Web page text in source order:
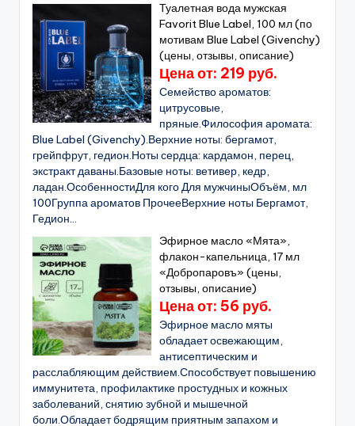
Туалетная вода мужская
Favorit Blue Label, 100 мл (по
мотивам Blue Label (Givenchy)
(цены, отзывы, описание)
Цена от: 219 руб.
Семейство ароматов:
цитрусовые,
пряные.Философия аромата:
Blue Label (Givenchy).Верхние ноты: бергамот,
грейпфрут, гедион.Ноты сердца: кардамон, перец,
экстракт даваны.Базовые ноты: ветивер, кедр,
ладан.ОсобенностиДля кого Для мужчиныОбъём, мл
100Группа ароматов ПрочееВерхние ноты Бергамот,
Гедион...
Эфирное масло «Мята»,
флакон-капельница, 17 мл
«Добропаровъ» (цены,
отзывы, описание)
Цена от: 56 руб.
Эфирное масло мяты
обладает освежающим,
антисептическим и
расслабляющим действием.Способствует повышению
иммунитета, профилактике простудных и кожных
заболеваний, снятию зубной и мышечной
боли.Обладает бодрящим приятным запахом и